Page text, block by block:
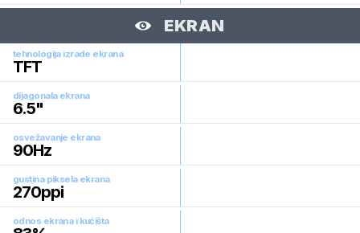
EKRAN
tehnologija izrade ekrana
TFT
dijagonala ekrana
6.5"
osvežavanje ekrana
90Hz
gustina piksela ekrana
270ppi
odnos ekrana i kućišta